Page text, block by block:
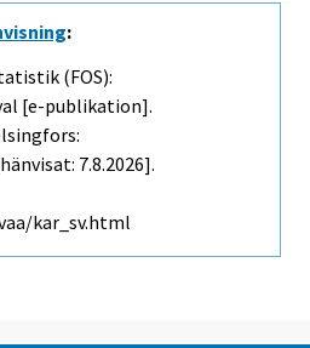
:
(FOS):
[e-publikation].
7.8.2026].
kar_sv.html